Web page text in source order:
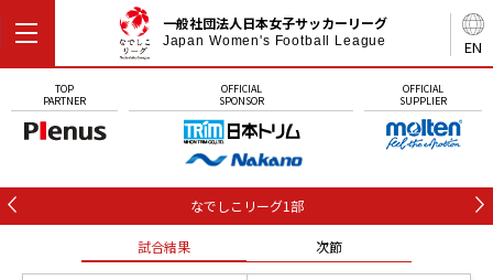
EN
一般社団法人日本女子サッカーリーグ
Japan Women's Football League
TOP
PARTNER
OFFICIAL
SPONSOR
OFFICIAL
SUPPLIER
なでしこリーグ1部
試合結果 次節